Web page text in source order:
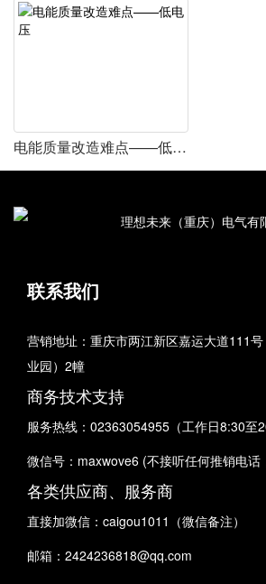
电能质量改造难点——低电压
联系我们
营销地址：重庆市两江新区嘉运大道111
业园）2幢
商务技术支持
服务热线：02363054955（工作日8:30至
微信号：maxwove6 (不接听任何推销电话
各类供应商、服务商
直接加微信：caigou1011（微信备注）
邮箱：2424236818@qq.com